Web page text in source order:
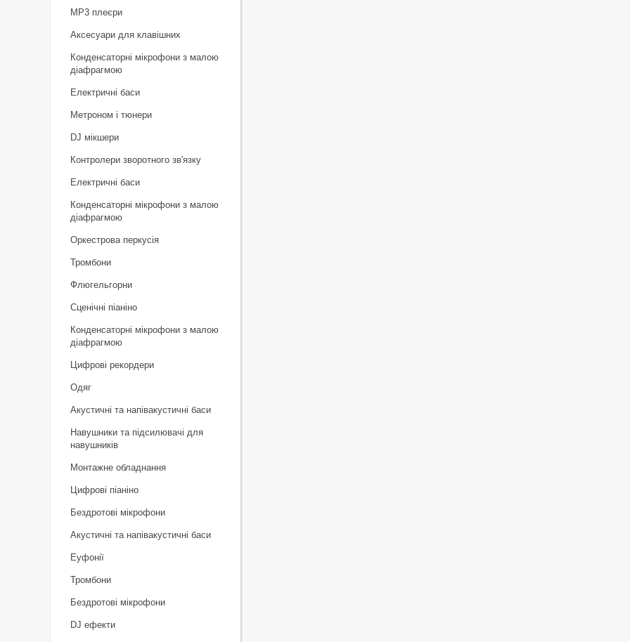
MP3 плеєри
Аксесуари для клавішних
Конденсаторні мікрофони з малою
діафрагмою
Електричні баси
Метроном і тюнери
DJ мікшери
Контролери зворотного зв'язку
Електричні баси
Конденсаторні мікрофони з малою
діафрагмою
Оркестрова перкусія
Тромбони
Флюгельгорни
Сценічні піаніно
Конденсаторні мікрофони з малою
діафрагмою
Цифрові рекордери
Одяг
Акустичні та напівакустичні баси
Навушники та підсилювачі для
навушників
Монтажне обладнання
Цифрові піаніно
Бездротові мікрофони
Акустичні та напівакустичні баси
Еуфонії
Тромбони
Бездротові мікрофони
DJ ефекти